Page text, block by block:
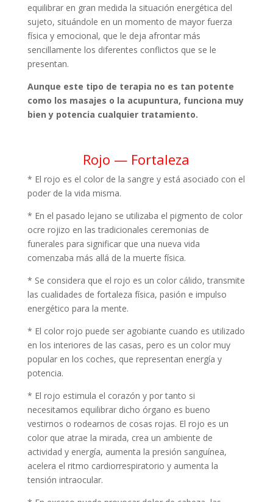
equilibrar en gran medida la situación energética del
sujeto, situándole en un momento de mayor fuerza
física y emocional, que le deja afrontar más
sencillamente los diferentes conflictos que se le
presentan.
Aunque este tipo de terapia no es tan potente
como los masajes o la acupuntura, funciona muy
bien y potencia cualquier tratamiento.
Rojo — Fortaleza
* El rojo es el color de la sangre y está asociado con el
poder de la vida misma.
* En el pasado lejano se utilizaba el pigmento de color
ocre rojizo en las tradicionales ceremonias de
funerales para significar que una nueva vida
comenzaba más allá de la muerte física.
* Se considera que el rojo es un color cálido, transmite
las cualidades de fortaleza física, pasión e impulso
energético para la mente.
* El color rojo puede ser agobiante cuando es utilizado
en los interiores de las casas, pero es un color muy
popular en los coches, que representan energía y
potencia.
* El rojo estimula el corazón y por tanto si
necesitamos equilibrar dicho órgano es bueno
vestirnos o rodearnos de cosas rojas. El rojo es un
color que atrae la mirada, crea un ambiente de
actividad y energía, aumenta la presión sanguínea,
acelera el ritmo cardiorrespiratorio y aumenta la
tensión intraocular.